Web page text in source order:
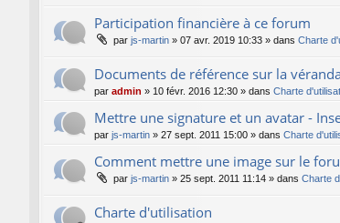
Participation financière à ce forum
par js-martin » 07 avr. 2019 10:33 » dans Charte
Documents de référence sur la
par admin » 10 févr. 2016 12:30 » dans Charte
Mettre une signature et un avatar -
par js-martin » 27 sept. 2011 15:00 » dans Charte
Comment mettre une image sur le
par js-martin » 25 sept. 2011 11:14 » dans Charte
Charte d'utilisation